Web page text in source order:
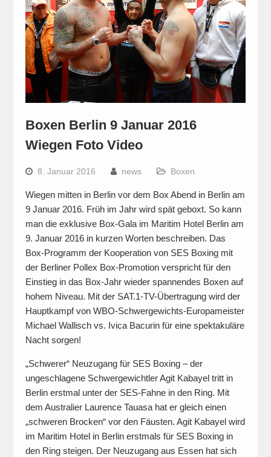
Boxen Berlin 9 Januar 2016
Wiegen Foto Video
8. Januar 2016 news Boxen
Wiegen mitten in Berlin vor dem Box Abend in Berlin am
9 Januar 2016. Früh im Jahr wird spät geboxt. So kann
man die exklusive Box-Gala im Maritim Hotel Berlin am
9. Januar 2016 in kurzen Worten beschreiben. Das
Box-Programm der Kooperation von SES Boxing mit
der Berliner Pollex Box-Promotion verspricht für den
Einstieg in das Box-Jahr wieder spannendes Boxen auf
hohem Niveau. Mit der SAT.1-TV-Übertragung wird der
Hauptkampf von WBO-Schwergewichts-Europameister
Michael Wallisch vs. Ivica Bacurin für eine spektakuläre
Nacht sorgen!
„Schwerer“ Neuzugang für SES Boxing – der
ungeschlagene Schwergewichtler Agit Kabayel tritt in
Berlin erstmal unter der SES-Fahne in den Ring. Mit
dem Australier Laurence Tauasa hat er gleich einen
„schweren Brocken“ vor den Fäusten. Agit Kabayel wird
im Maritim Hotel in Berlin erstmals für SES Boxing in
den Ring steigen. Der Neuzugang aus Essen hat sich